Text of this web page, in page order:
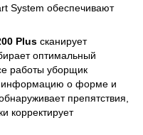
System обеспечивают
Plus сканирует
оптимальный
работы уборщик
информацию о форме и
препятствия,
корректирует